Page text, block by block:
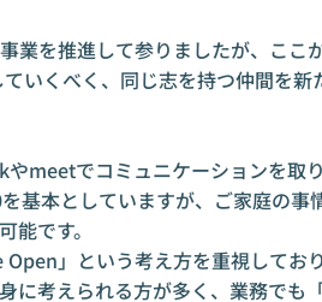
業を推進して参りましたが、ここ
いくべく、同じ志を持つ仲間を
やmeetでコミュニケーションを取
基本としていますが、ご家庭の事
能です。
Open」という考え方を重視してお
に考えられる方が多く、業務でも